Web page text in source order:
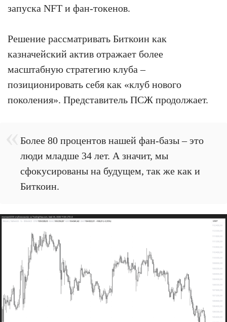
запуска NFT и фан-токенов.
Решение рассматривать Биткоин как
казначейский актив отражает более
масштабную стратегию клуба –
позиционировать себя как «клуб нового
поколения». Представитель ПСЖ продолжает.
Более 80 процентов нашей фан-базы – это
люди младше 34 лет. А значит, мы
сфокусированы на будущем, так же как и
Биткоин.